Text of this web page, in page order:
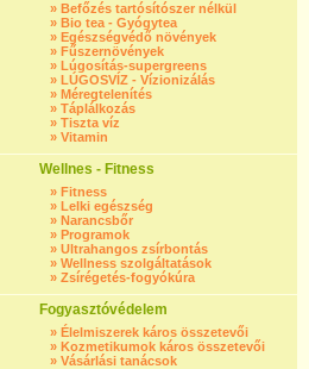
» Befőzés tartósítószer nélkül
» Bio tea - Gyógytea
» Egészségvédő növények
» Fűszernövények
» Lúgosítás-supergreens
» LÚGOSVÍZ - Vízionizálás
» Méregtelenítés
» Táplálkozás
» Tiszta víz
» Vitamin
Wellnes - Fitness
» Fitness
» Lelki egészség
» Narancsbőr
» Programok
» Ultrahangos zsírbontás
» Wellness szolgáltatások
» Zsírégetés-fogyókúra
Fogyasztóvédelem
» Élelmiszerek káros összetevői
» Kozmetikumok káros összetevői
» Vásárlási tanácsok